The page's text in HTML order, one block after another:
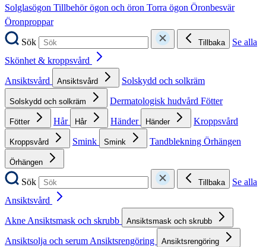
Solglasögon Tillbehör ögon och öron Torra ögon Öronbesvär
Öronproppar
Sök
Tillbaka
Se alla
Skönhet & kroppsvård
Ansiktsvård
Ansiktsvård Solskydd och solkräm
Solskydd och solkräm Dermatologisk hudvård Fötter
Fötter Hår Hår Händer Händer Kroppsvård
Kroppsvård Smink Smink Tandblekning Örhängen
Örhängen
Sök Tillbaka
Se alla
Ansiktsvård
AkneAnsiktsmask och skrubb Ansiktsmask och skrubb
Ansiktsolja och serumAnsiktsrengöring Ansiktsrengöring